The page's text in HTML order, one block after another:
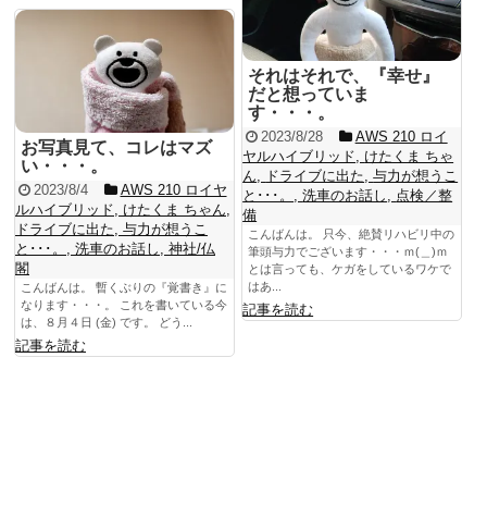
それはそれで、『幸せ』
だと想っていま
す・・・。
2023/8/28
AWS 210 ロイ
ヤルハイブリッド
けたくま ちゃ
ん
ドライブに出た ,与力が想うこ
と･･･。
,洗車のお話し
点検／整
備
こんばんは。 只今、絶賛リハビリ中の
筆頭与力でございます・・・ｍ(＿)ｍ
とは言っても、ケガをしているワケで
はあ...
記事を読む
お写真見て、コレはマズ
い・・・。
2023/8/4
AWS 210 ロイヤ
ルハイブリッド
けたくま ちゃん
ドライブに出た 与力が想うこ
と･･･。
洗車のお話し
神社/仏
閣
こんばんは。 暫くぶりの『覚書き』に
なります・・・。 これを書いている今
は、８月４日 (金) です。 どう...
記事を読む